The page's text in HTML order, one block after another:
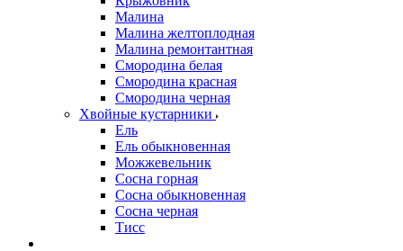
Малина
Малина желтоплодная
Малина ремонтантная
Смородина белая
Смородина красная
Смородина черная
Хвойные кустарники
Ель
Ель обыкновенная
Можжевельник
Сосна горная
Сосна обыкновенная
Сосна черная
Тисс